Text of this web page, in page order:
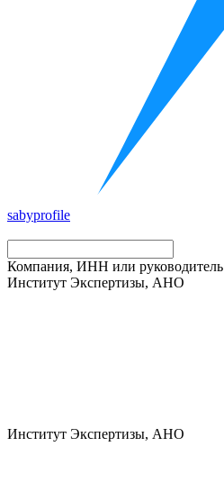
sabyprofile
Компания, ИНН или руководитель
Институт Экспертизы, АНО
Институт Экспертизы, АНО